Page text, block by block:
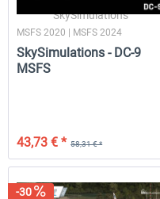
SkySimulations
MSFS 2020 | MSFS 2024
SkySimulations - DC-9
MSFS
58,31 € *
43,73 € *
-30